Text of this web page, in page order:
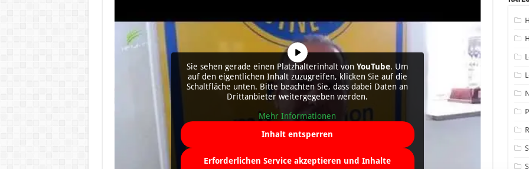
Sie sehen gerade einen Platzhalterinhalt von YouTube. Um
auf den eigentlichen Inhalt zuzugreifen, klicken Sie auf die
Schaltfläche unten. Bitte beachten Sie, dass dabei Daten an
Drittanbieter weitergegeben werden.
Mehr Informationen
Inhalt entsperren
Erforderlichen Service akzeptieren und Inhalte